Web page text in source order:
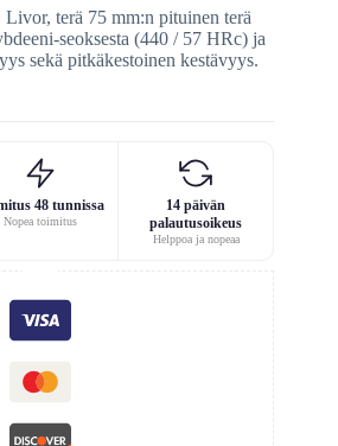
terä 75 mm:n pituinen terä
seoksesta (440 / 57 HRc) ja
sekä pitkäkestoinen kestävyys.
48 tunnissa
Nopea toimitus
14 päivän
palautusoikeus
Helppoa ja nopeaa